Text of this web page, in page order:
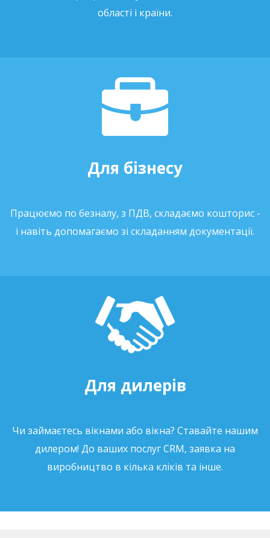
області і країни.
Для бізнесу
Працюємо по безналу, з ПДВ, складаємо кошторис -
і навіть допомагаємо зі складанням документації.
Для дилерів
Чи займаєтесь вікнами або вікна? Ставайте нашим
дилером! До ваших послуг CRM, заявка на
виробництво в кілька кліків та інше.